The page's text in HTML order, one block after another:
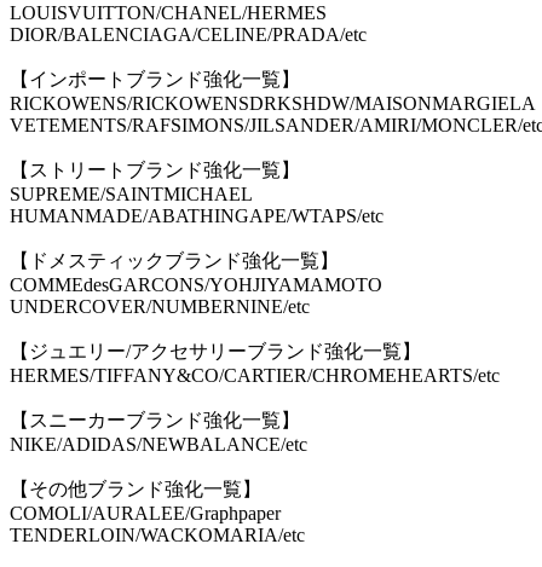
LOUISVUITTON/CHANEL/HERMES
DIOR/BALENCIAGA/CELINE/PRADA/etc
【インポートブランド強化一覧】
RICKOWENS/RICKOWENSDRKSHDW/MAISONMARGIELA
VETEMENTS/RAFSIMONS/JILSANDER/AMIRI/MONCLER/
【ストリートブランド強化一覧】
SUPREME/SAINTMICHAEL
HUMANMADE/ABATHINGAPE/WTAPS/etc
【ドメスティックブランド強化一覧】
COMMEdesGARCONS/YOHJIYAMAMOTO
UNDERCOVER/NUMBERNINE/etc
【ジュエリー/アクセサリーブランド強化一覧】
HERMES/TIFFANY&CO/CARTIER/CHROMEHEARTS/etc
【スニーカーブランド強化一覧】
NIKE/ADIDAS/NEWBALANCE/etc
【その他ブランド強化一覧】
COMOLI/AURALEE/Graphpaper
TENDERLOIN/WACKOMARIA/etc